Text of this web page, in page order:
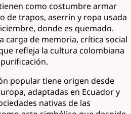
como costumbre armar
de trapos, aserrín y ropa usada
donde es quemado.
carga de memoria, crítica social
refleja la cultura colombiana
popular tiene origen desde
adaptadas en Ecuador y
nativas de las